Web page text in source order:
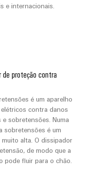
e internacionais.
de proteção contra
é um aparelho
contra danos
sobretensões. Numa
sobretensões é um
alta. O dissipador
de modo que a
pode fluir para o chão.